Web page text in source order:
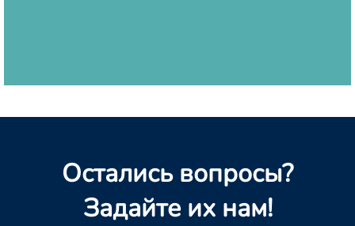
Остались вопросы?
Задайте их нам!